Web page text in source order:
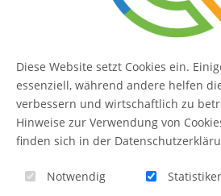
QUIQQER
Themen-Übersicht
Diese Website setzt Cookies ein.
essenziell, während andere helfen
verbessern und wirtschaftlich zu
Hinweise zur Verwendung von
finden sich in der
Notwendig